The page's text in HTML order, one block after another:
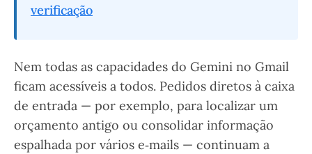
verificação
Nem todas as capacidades do Gemini no Gmail
ficam acessíveis a todos. Pedidos diretos à caixa
de entrada — por exemplo, para localizar um
orçamento antigo ou consolidar informação
espalhada por vários e‑mails — continuam a